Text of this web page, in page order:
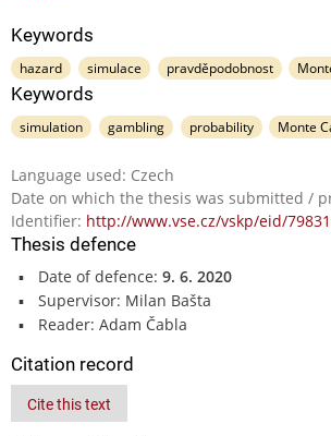
Keywords
hazard simulace pravděpodobnost
Keywords
simulation gambling probability Monte
Language used: Czech
Date on which the thesis was submitted /
Identifier: http://www.vse.cz/vskp/eid/79831
Thesis defence
Date of defence: 9. 6. 2020
Supervisor: Milan Bašta
Reader: Adam Čabla
Citation record
Cite this text